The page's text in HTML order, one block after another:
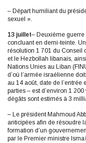
– Départ humiliant du
sexuel ».
13 juillet– Deuxième
concluant en demi-teinte.
résolution 1 701 du Conseil
et le Hezbollah libanais,
Nations Unies au Liban
d’où l’armée israélienne
au 14 août, date de
parties – est d’environ 1
dégâts sont estimés à 3
– Le président Mahmoud
anticipées afin de résoudre
formation d’un
par le Premier ministre